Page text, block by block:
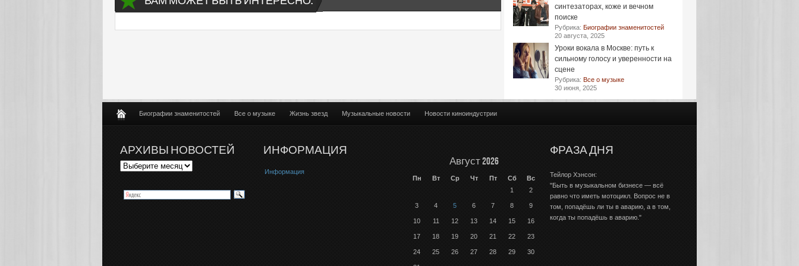
синтезаторах, коже и вечном
поиске
Рубрика: Биографии знаменитостей
20 августа, 2025
Уроки вокала в Москве: путь к
сильному голосу и уверенности на
сцене
Рубрика: Все о музыке
30 июня, 2025
Биографии знаменитостей Все о музыке Жизнь звезд Музыкальные новости Новости киноиндустрии
АРХИВЫ НОВОСТЕЙ ИНФОРМАЦИЯ
Информация
Август 2026
Пн Вт Ср Чт Пт Сб
Вс
1
2
3 4 5 6 7 8 9
10 11 12 13 14 15 16
17 18 19 20 21 22 23
24 25 26 27 28 29 30
ФРАЗА ДНЯ
Тейлор Хэнсон:
"Быть в музыкальном бизнесе — всё
равно что иметь мотоцикл. Вопрос не в
том, попадёшь ли ты в аварию, а в том,
когда ты попадёшь в аварию."